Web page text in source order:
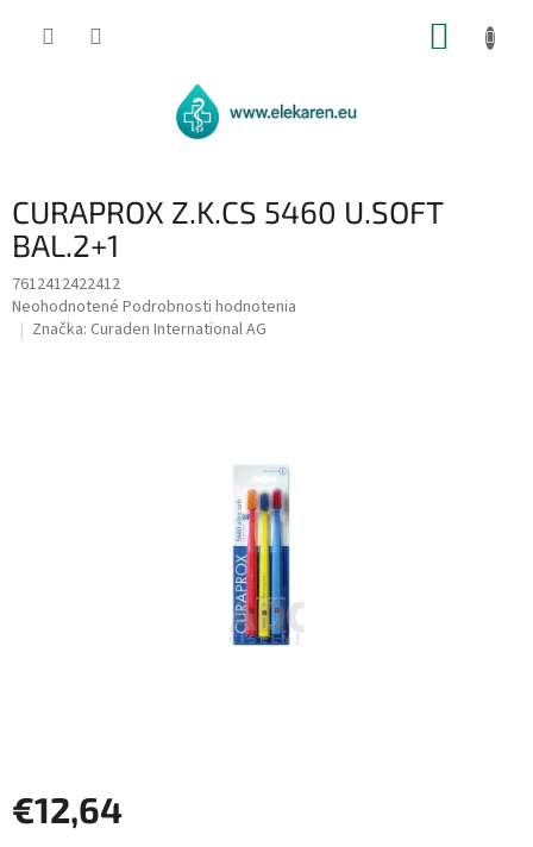
CURAPROX Z.K.CS 5460 U.SOFT
BAL.2+1
7612412422412
Priemerné
hodnotenie
Neohodnotené Podrobnosti hodnotenia
Značka: Curaden International AG
€12,64